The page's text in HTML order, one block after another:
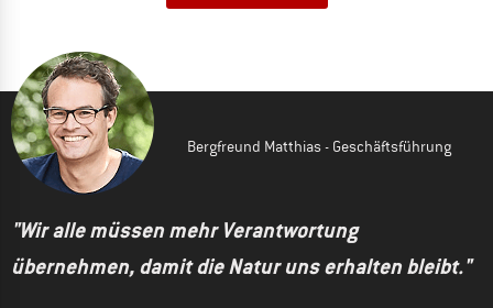
Bergfreund Matthias - Geschäftsführung
"Wir alle müssen mehr Verantwortung
übernehmen, damit die Natur uns erhalten bleibt."